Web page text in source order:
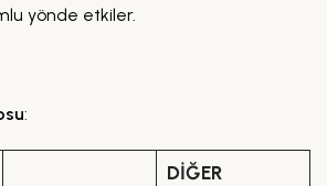
yönde etkiler.
:
DIĞER